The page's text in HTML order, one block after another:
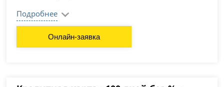
Подробнее
Онлайн-заявка